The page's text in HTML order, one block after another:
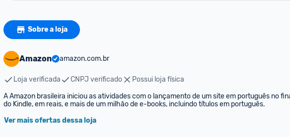
Sobre a loja
Amazon amazon.com.br
Loja verificada CNPJ verificado
Possui loja física
A Amazon brasileira iniciou as atividades com o lançamento de um site em português no
do Kindle, em reais, e mais de um milhão de e-books, incluindo títulos em português.
Ver mais ofertas dessa loja